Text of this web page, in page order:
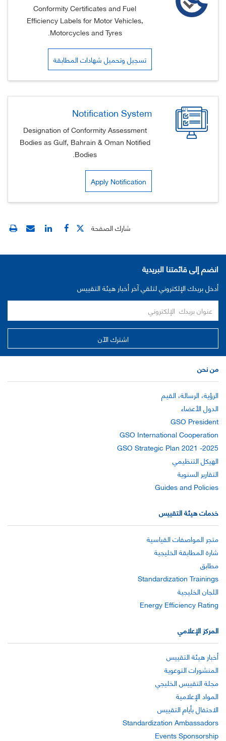
Conformity Certificates and Fuel
Efficiency Labels for Motor Vehicles,
Motorcycles and Tyres.
تسجيل وتحميل شهادات المطابقة
Notification System
Designation of Conformity Assessment
Bodies as Gulf, Bahrain & Oman Notified
Bodies.
Apply Notification
شارك الصفحة
انضم إلى قائمتنا البريدية
أدخل بريدك الإلكتروني لتلقي آخر أخبار هيئة التقييس
من نحن
الرؤية، الرسالة، القيم
الدول الأعضاء
GSO President
GSO International Cooperation
GSO Strategic Plan 2021 -2025
الهيكل التنظيمي
التقارير السنوية
Guides and Policies
خدمات هيئة التقييس
متجر المواصفات القياسية
شارة المطابقة الخليجية
مطابق
Standardization Trainings
اللجان الخليجية
Energy Efficiency Rating
المركز الإعلامي
أخبار هيئة التقييس
المنشورات التوعوية
مجلة التقييس الخليجي
المواد الإعلامية
الاحتفال بأيام التقييس
Standardization Ambassadors
Events Sponsorship